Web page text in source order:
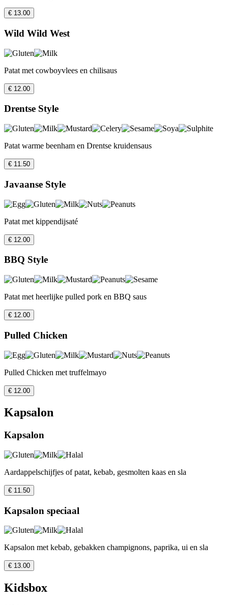
€ 13.00
Wild Wild West
Patat met cowboyvlees en chilisaus
€ 12.00
Drentse Style
Patat warme beenham en Drentse kruidensaus
€ 11.50
Javaanse Style
Patat met kippendijsaté
€ 12.00
BBQ Style
Patat met heerlijke pulled pork en BBQ saus
€ 12.00
Pulled Chicken
Pulled Chicken met truffelmayo
€ 12.00
Kapsalon
Kapsalon
Aardappelschijfjes of patat, kebab, gesmolten kaas en sla
€ 11.50
Kapsalon speciaal
Kapsalon met kebab, gebakken champignons, paprika, ui en sla
€ 13.00
Kidsbox